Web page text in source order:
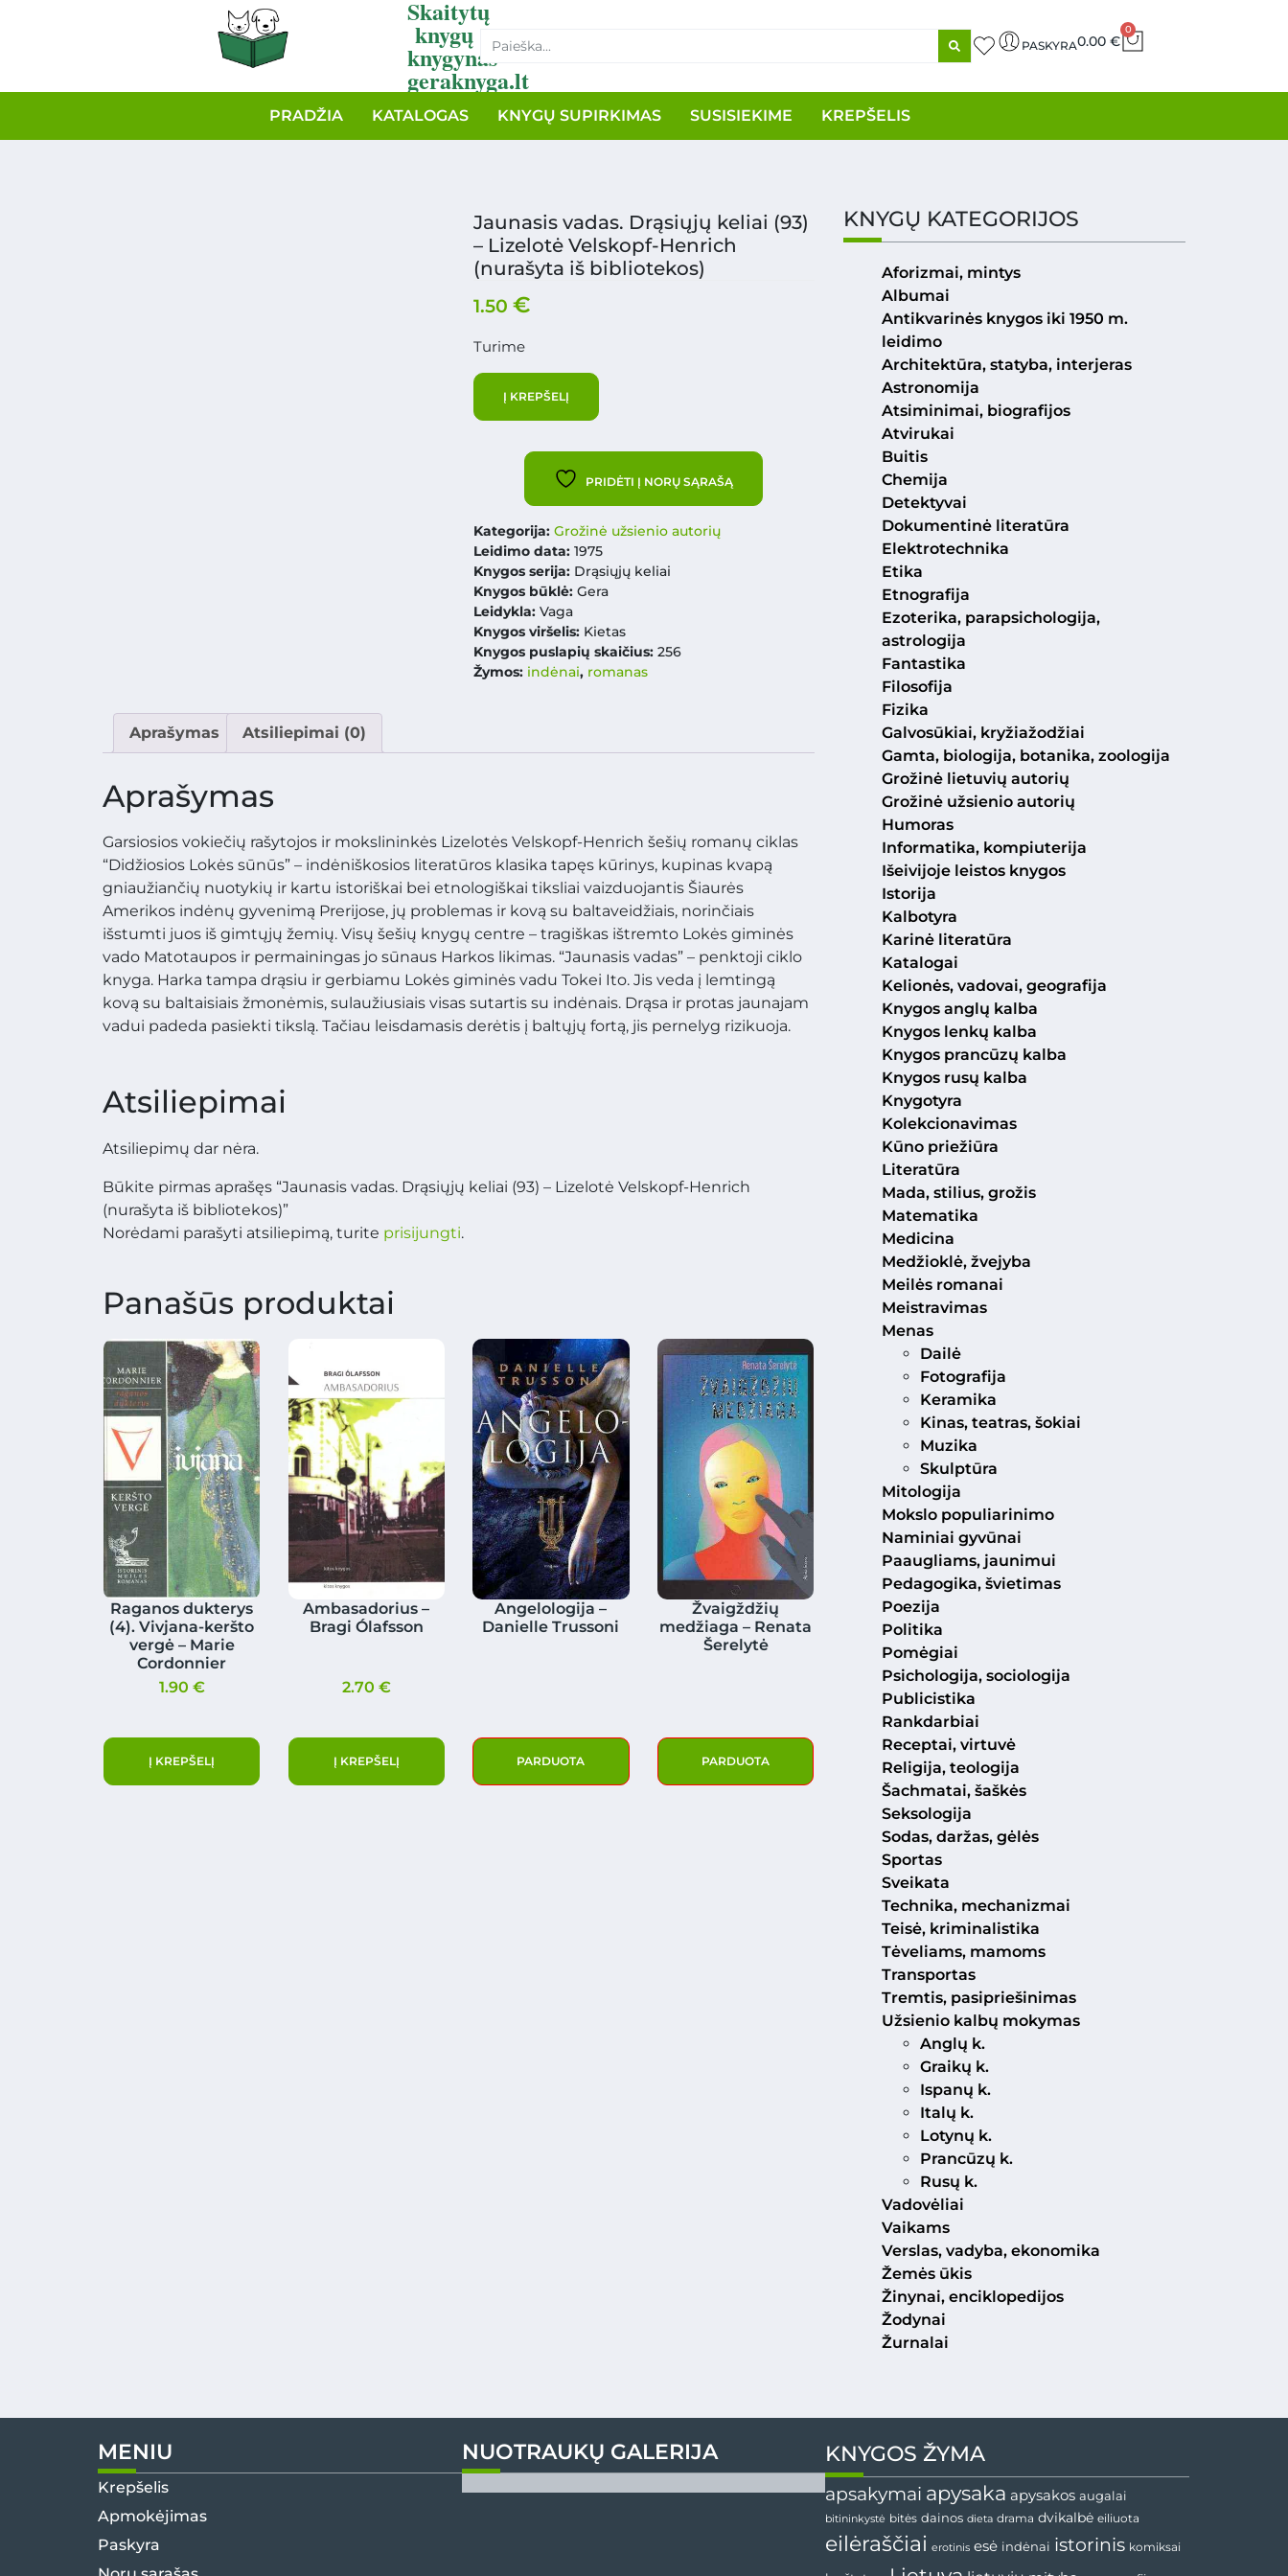
Skaitytų
knygų
knygynas
geraknyga.lt
PASKYRA0.00 €
0
PRADŽIA KATALOGAS KNYGŲ SUPIRKIMAS SUSISIEKIME KREPŠELIS
Jaunasis vadas. Drąsiųjų keliai (93)
– Lizelotė Velskopf-Henrich
(nurašyta iš bibliotekos)
1.50 €
Turime
Į KREPŠELĮ
PRIDĖTI Į NORŲ SĄRAŠĄ
Kategorija: Grožinė užsienio autorių
Leidimo data:1975
Knygos serija: Drąsiųjų keliai
Knygos būklė: Gera
Leidykla:Vaga
Knygos viršelis: Kietas
Knygos puslapių skaičius: 256
Žymos: indėnai, romanas
Aprašymas Atsiliepimai (0)
Aprašymas
Garsiosios vokiečių rašytojos ir mokslininkės Lizelotės Velskopf-Henrich šešių romanų ciklas
“Didžiosios Lokės sūnūs” – indėniškosios literatūros klasika tapęs kūrinys, kupinas kvapą
gniaužiančių nuotykių ir kartu istoriškai bei etnologiškai tiksliai vaizduojantis Šiaurės
Amerikos indėnų gyvenimą Prerijose, jų problemas ir kovą su baltaveidžiais, norinčiais
išstumti juos iš gimtųjų žemių. Visų šešių knygų centre – tragiškas ištremto Lokės giminės
vado Matotaupos ir permainingas jo sūnaus Harkos likimas. “Jaunasis vadas” – penktoji ciklo
knyga. Harka tampa drąsiu ir gerbiamu Lokės giminės vadu Tokei Ito. Jis veda į lemtingą
kovą su baltaisiais žmonėmis, sulaužiusiais visas sutartis su indėnais. Drąsa ir protas jaunajam
vadui padeda pasiekti tikslą. Tačiau leisdamasis derėtis į baltųjų fortą, jis pernelyg rizikuoja.
Atsiliepimai
Atsiliepimų dar nėra.
Būkite pirmas aprašęs “Jaunasis vadas. Drąsiųjų keliai (93) – Lizelotė Velskopf-Henrich
(nurašyta iš bibliotekos)”
Norėdami parašyti atsiliepimą, turite prisijungti.
Panašūs produktai
Raganos dukterys
(4). Vivjana-keršto
vergė – Marie
Cordonnier
1.90 €
Į KREPŠELĮ
Ambasadorius –
Bragi Ólafsson
2.70 €
Į KREPŠELĮ
Angelologija –
Danielle Trussoni
PARDUOTA
Žvaigždžių
medžiaga – Renata
Šerelytė
PARDUOTA
KNYGŲ KATEGORIJOS
Aforizmai, mintys
Albumai
Antikvarinės knygos iki 1950 m.
leidimo
Architektūra, statyba, interjeras
Astronomija
Atsiminimai, biografijos
Atvirukai
Buitis
Chemija
Detektyvai
Dokumentinė literatūra
Elektrotechnika
Etika
Etnografija
Ezoterika, parapsichologija,
astrologija
Fantastika
Filosofija
Fizika
Galvosūkiai, kryžiažodžiai
Gamta, biologija, botanika, zoologija
Grožinė lietuvių autorių
Grožinė užsienio autorių
Humoras
Informatika, kompiuterija
Išeivijoje leistos knygos
Istorija
Kalbotyra
Karinė literatūra
Katalogai
Kelionės, vadovai, geografija
Knygos anglų kalba
Knygos lenkų kalba
Knygos prancūzų kalba
Knygos rusų kalba
Knygotyra
Kolekcionavimas
Kūno priežiūra
Literatūra
Mada, stilius, grožis
Matematika
Medicina
Medžioklė, žvejyba
Meilės romanai
Meistravimas
Menas
Dailė
Fotografija
Keramika
Kinas, teatras, šokiai
Muzika
Skulptūra
Mitologija
Mokslo populiarinimo
Naminiai gyvūnai
Paaugliams, jaunimui
Pedagogika, švietimas
Poezija
Politika
Pomėgiai
Psichologija, sociologija
Publicistika
Rankdarbiai
Receptai, virtuvė
Religija, teologija
Šachmatai, šaškės
Seksologija
Sodas, daržas, gėlės
Sportas
Sveikata
Technika, mechanizmai
Teisė, kriminalistika
Tėveliams, mamoms
Transportas
Tremtis, pasipriešinimas
Užsienio kalbų mokymas
Anglų k.
Graikų k.
Ispanų k.
Italų k.
Lotynų k.
Prancūzų k.
Rusų k.
Vadovėliai
Vaikams
Verslas, vadyba, ekonomika
Žemės ūkis
Žinynai, enciklopedijos
Žodynai
Žurnalai
MENIU
Krepšelis
Apmokėjimas
Paskyra
NUOTRAUKŲ GALERIJA KNYGOS ŽYMA
apsakymai apysaka apysakos augalai
bitininkystė bitės dainos dieta drama dvikalbė eiliuota
eilėraščiai erotinis esė indėnai istorinis komiksai